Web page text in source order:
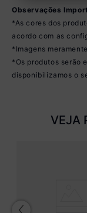
Observações
*As cores dos
acordo com as
*Imagens
*Os produtos serão
disponibilizamos o
VEJA